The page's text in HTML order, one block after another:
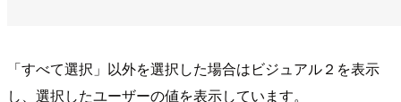
「すべて選択」以外を選択した場合はビジュアル２を表示
し、選択したユーザーの値を表示しています。